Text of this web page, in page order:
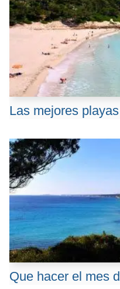
Las mejores
Que hacer el mes